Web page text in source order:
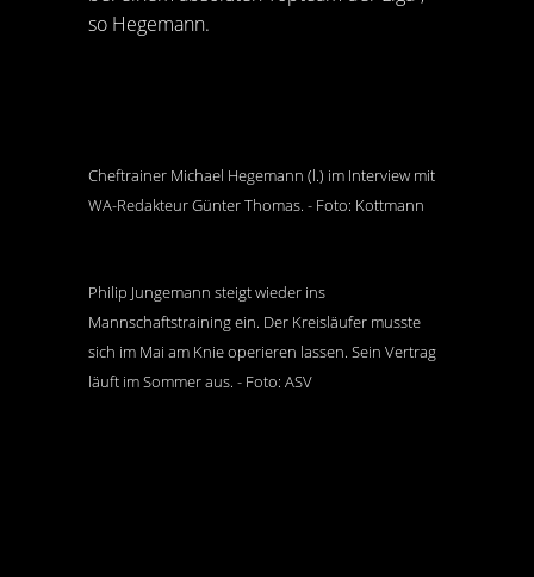
so Hegemann.
Cheftrainer Michael Hegemann (l.) im Interview mit
WA-Redakteur Günter Thomas. - Foto: Kottmann
Philip Jungemann steigt wieder ins
Mannschaftstraining ein. Der Kreisläufer musste
sich im Mai am Knie operieren lassen. Sein Vertrag
läuft im Sommer aus. - Foto: ASV